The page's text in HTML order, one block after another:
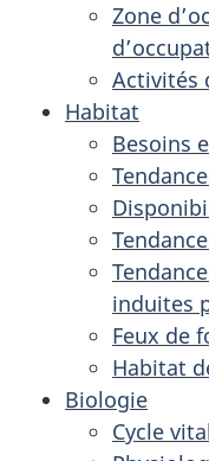
Zone
Activités
Habitat
Besoins
induites
Feux de
Habitat
Biologie
Cycle